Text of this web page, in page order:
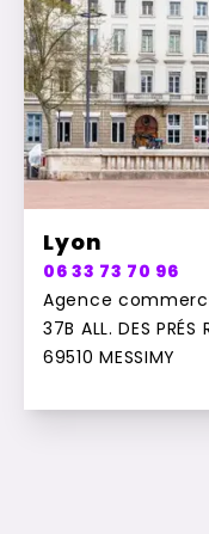
Lyon
06 33 73 70 96
Agence
37B ALL. DES
69510 MESSIMY